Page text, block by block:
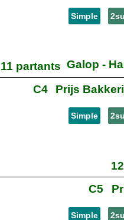
Simple
11 partants Galop -
C4
Prijs
Simple
C5
Simple